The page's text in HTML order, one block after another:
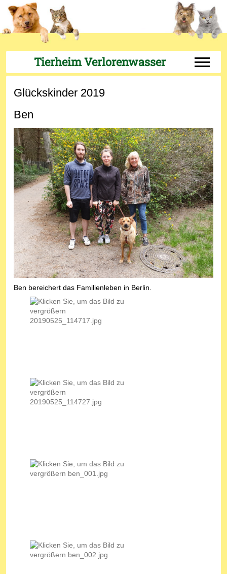
Tierheim Verlorenwasser Off-
Glückskinder 2019
Ben
Ben bereichert das Familienleben in Berlin.